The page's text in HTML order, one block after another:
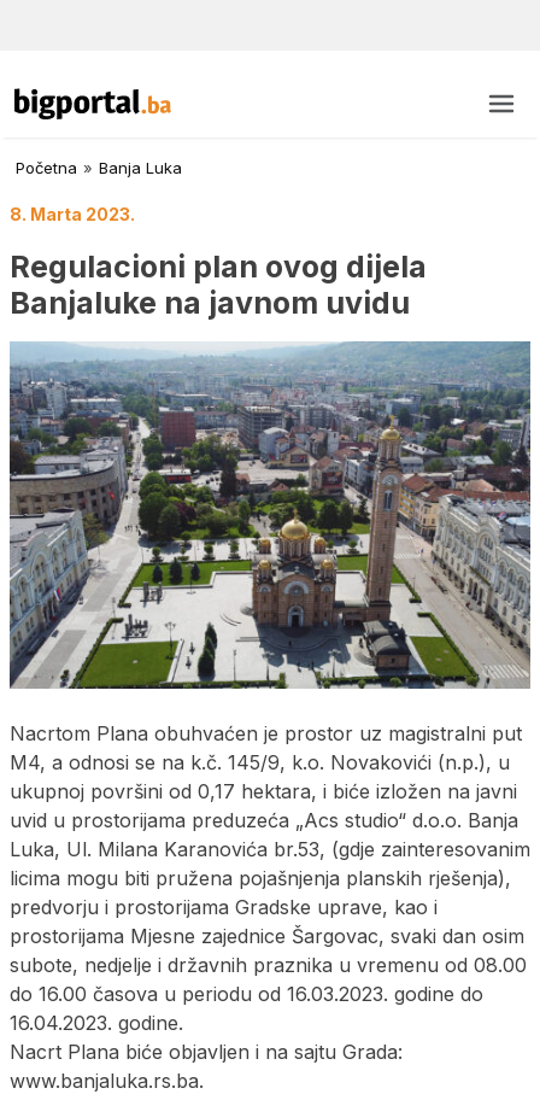
Početna » Banja Luka
8. Marta 2023.
Regulacioni plan ovog dijela
Banjaluke na javnom uvidu
Nacrtom Plana obuhvaćen je prostor uz magistralni put
M4, a odnosi se na k.č. 145/9, k.o. Novakovići (n.p.), u
ukupnoj površini od 0,17 hektara, i biće izložen na javni
uvid u prostorijama preduzeća „Acs studio“ d.o.o. Banja
Luka, Ul. Milana Karanovića br.53, (gdje zainteresovanim
licima mogu biti pružena pojašnjenja planskih rješenja),
predvorju i prostorijama Gradske uprave, kao i
prostorijama Mjesne zajednice Šargovac, svaki dan osim
subote, nedjelje i državnih praznika u vremenu od 08.00
do 16.00 časova u periodu od 16.03.2023. godine do
16.04.2023. godine.
Nacrt Plana biće objavljen i na sajtu Grada:
www.banjaluka.rs.ba.